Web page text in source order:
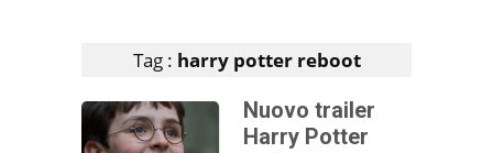
Tag : harry potter reboot
Nuovo trailer
Harry Potter